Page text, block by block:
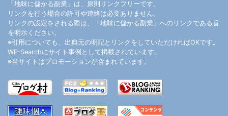
「地味に儲かる副業」は、原則リンクフリーです。
リンクを行う場合の許可や連絡は必要ありません。
リンクの設定をされる際は、「地味に儲かる副業」へのリンクである旨
を明示ください。
※引用についても、出典元の明記とリンクをしていただければOKです。
WP-Searchにサイト事例として掲載されています。
※当サイトはプロモーションが含まれています。